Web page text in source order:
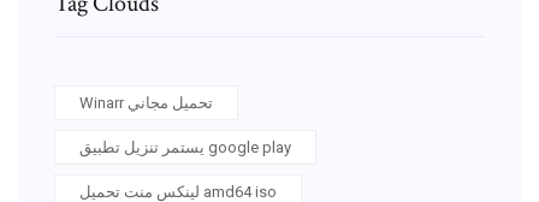
Winarr تحميل مجاني
يستمر تنزيل تطبيق google play
لينكس منت تحميل amd64 iso